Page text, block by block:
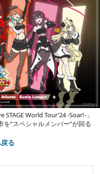
World Tour’24 -Soar!-」
“スペシャルメンバー”が回る
る